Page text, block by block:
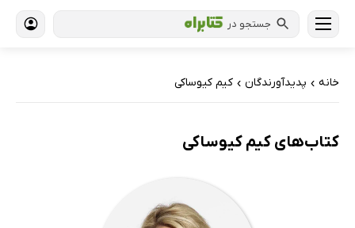
جستجو در
خانه › پدیدآورندگان › کیم کیوساکی
کتاب‌های کیم کیوساکی